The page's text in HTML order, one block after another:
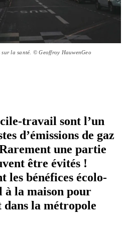
la santé. © Geoffroy HauwenGeo
​travail sont l’un
d’émissions de gaz
une partie
être évités !
les bénéfices éco­lo­
à la maison pour
dans la métropole